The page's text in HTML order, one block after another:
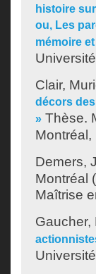
histoire
ou, Les
mémoire
Clair,
décors
» Thèse.
Montréal,
Demers,
Montréal
Maîtrise
Gaucher,